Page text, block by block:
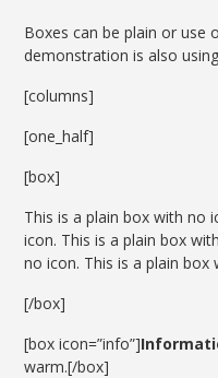
Boxes can be plain or use
demonstration is also
[columns]
[one_half]
[box]
This is a plain box with no
icon. This is a plain box
no icon. This is a plain box
[/box]
[box icon=”info”]
warm.[/box]